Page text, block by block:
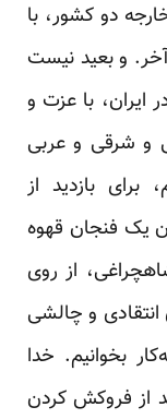
دو کشور، با
و بعید نیست
ایران، با عزت و
و شرقی و عربی
برای بازدید از
یک فنجان قهوه
از روی
و چالشی
بخوانیم. خدا
از فروکش کردن